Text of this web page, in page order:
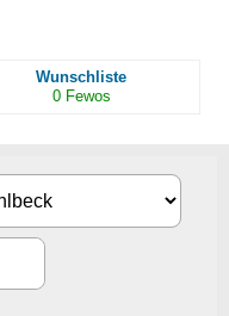
Wunschliste
0 Fewos